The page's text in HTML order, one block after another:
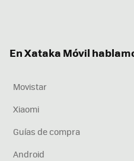
En Xataka Móvil
Movistar
Xiaomi
Guías de compra
Android